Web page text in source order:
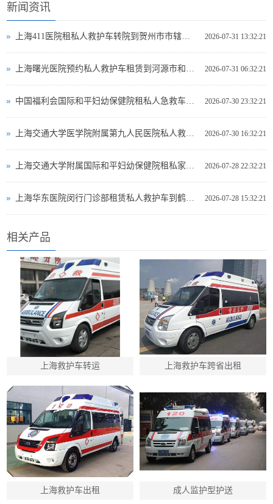
新闻资讯
2026-07-31 13:32:21
2026-07-31 06:32:21
2026-07-30 23:32:21
2026-07-30 16:32:21
2026-07-28 22:32:21
2026-07-28 15:32:21
相关产品
上海救护车转运 上海救护车跨省出租
上海救护车出租 成人监护型护送